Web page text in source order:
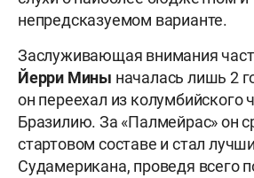
непредсказуемом варианте.
Заслуживающая внимания
Йерри Мины началась лишь 2
он переехал из колумбийского
Бразилию. За «Палмейрас» он
стартовом составе и стал
Судамерикана, проведя всего